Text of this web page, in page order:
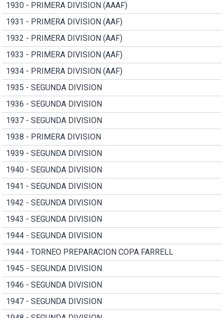
1930 - PRIMERA DIVISION (AAAF)
1931 - PRIMERA DIVISION (AAF)
1932 - PRIMERA DIVISION (AAF)
1933 - PRIMERA DIVISION (AAF)
1934 - PRIMERA DIVISION (AAF)
1935 - SEGUNDA DIVISION
1936 - SEGUNDA DIVISION
1937 - SEGUNDA DIVISION
1938 - PRIMERA DIVISION
1939 - SEGUNDA DIVISION
1940 - SEGUNDA DIVISION
1941 - SEGUNDA DIVISION
1942 - SEGUNDA DIVISION
1943 - SEGUNDA DIVISION
1944 - SEGUNDA DIVISION
1944 - TORNEO PREPARACION COPA FARRELL
1945 - SEGUNDA DIVISION
1946 - SEGUNDA DIVISION
1947 - SEGUNDA DIVISION